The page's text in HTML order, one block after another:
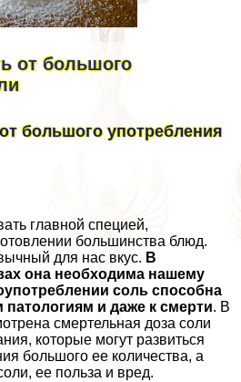
от большого
большого употрeбления
главной специей,
большинства блюд.
для нас вкус. В
она необходима нашему
соль способна
и даже к cмepти. В
cмepтельная доза соли
которые могут развиться
большого ее количества, а
ее польза и вред.